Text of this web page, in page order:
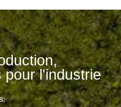
pour l'industrie